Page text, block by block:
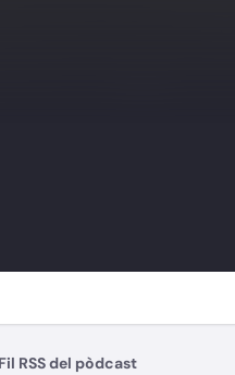
Fil RSS del pòdcast